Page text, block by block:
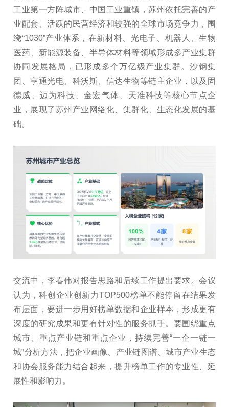
工业第一方阵城市、中国工业重镇，苏州依托完善的产
业配套、活跃的民营经济和较强的全球市场竞争力，围
绕“1030”产业体系，在新材料、光电子、机器人、生物
医药、新能源装备、半导体材料等领域形成多产业集群
协同发展格局，已形成多个万亿级产业集群。沙钢集
团、亨通光电、科沃斯、信达生物等链主企业，以及固
德威、迈为科技、金宏气体、天准科技等核心节点企
业，展现了苏州产业网络化、集群化、生态化发展的基
础。
交流中，李春伟对报告思路和后续工作提出要求。会议
认为，科创企业创新力TOP500榜单不能停留在结果发
布层面，要进一步用好榜单数据和企业样本，形成更有
深度的研究成果和更有针对性的服务抓手。要围绕重点
城市、重点产业链和重点企业，持续完善“一企一链一
城”分析方法，把企业画像、产业链图谱、城市产业生态
和协会服务能力结合起来，提升榜单工作的专业性、延
展性和影响力。